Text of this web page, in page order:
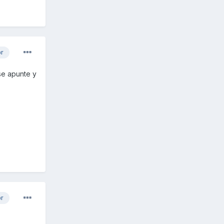
apunte y